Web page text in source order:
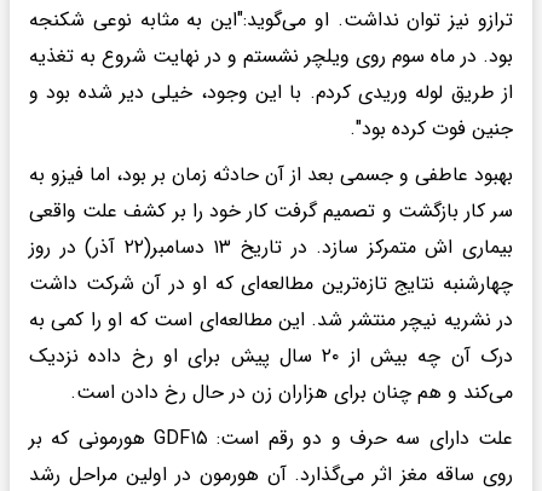
ترازو نیز توان نداشت. او می‌گوید:"این به مثابه نوعی شکنجه
بود. در ماه سوم روی ویلچر نشستم و در نهایت شروع به تغذیه
از طریق لوله وریدی کردم. با این وجود، خیلی دیر شده بود و
جنین فوت کرده بود".
بهبود عاطفی و جسمی بعد از آن حادثه زمان بر بود، اما فیزو به
سر کار بازگشت و تصمیم گرفت کار خود را بر کشف علت واقعی
بیماری اش متمرکز سازد. در تاریخ ۱۳ دسامبر(۲۲ آذر) در روز
چهارشنبه نتایج تازه‌ترین مطالعه‌ای که او در آن شرکت داشت
در نشریه نیچر منتشر شد. این مطالعه‌ای است که او را کمی به
درک آن چه بیش از ۲۰ سال پیش برای او رخ داده نزدیک
می‌کند و هم چنان برای هزاران زن در حال رخ دادن است.
علت دارای سه حرف و دو رقم است: GDF۱۵ هورمونی که بر
روی ساقه مغز اثر می‌گذارد. آن هورمون در اولین مراحل رشد